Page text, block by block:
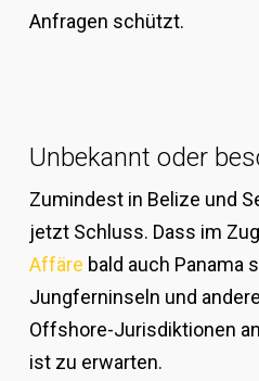
Anfragen schützt.
Unbekannt oder
Zumindest in Belize und
jetzt Schluss. Dass im
Affäre bald auch Panama
Jungferninseln und
Offshore-Jurisdiktionen
ist zu erwarten.